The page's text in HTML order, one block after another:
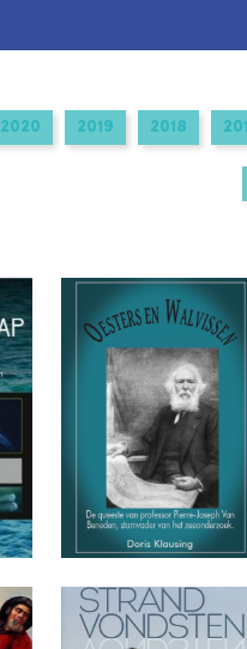
2020 2019 2018